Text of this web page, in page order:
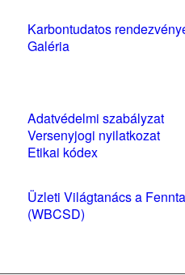
Karbontudatos
Galéria
Adatvédelmi szabályzat
Versenyjogi nyilatkozat
Etikai kódex
Üzleti Világtanács a
(WBCSD)